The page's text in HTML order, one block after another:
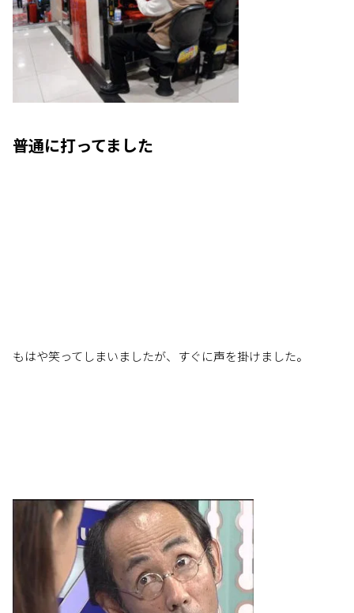
普通に打ってました
もはや笑ってしまいましたが、すぐに声を掛けました。